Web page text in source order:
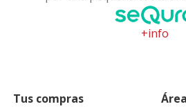
+info
Tus compras